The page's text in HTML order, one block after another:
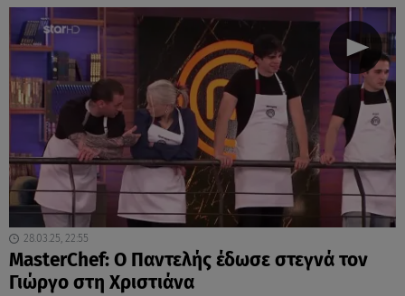
28.03.25, 22:55
MasterChef: Ο Παντελής έδωσε στεγνά τον
Γιώργο στη Χριστιάνα